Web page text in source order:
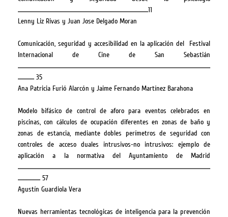
................................................................................................................................11
Lenny Liz Rivas y Juan Jose Delgado Moran
Comunicación, seguridad y accesibilidad en la aplicación del Festival
Internacional de Cine de San Sebastián
.............................................................................................................................................................................................
................ 35
Ana Patricia Furió Alarcón y Jaime Fernando Martínez Barahona
Modelo bifásico de control de aforo para eventos celebrados en
piscinas, con cálculos de ocupación diferentes en zonas de baño y
zonas de estancia, mediante dobles perímetros de seguridad con
controles de acceso duales intrusivos-no intrusivos: ejemplo de
aplicación a la normativa del Ayuntamiento de Madrid
.............................................................................................................................................................................................
...................... 57
Agustín Guardiola Vera
Nuevas herramientas tecnológicas de inteligencia para la prevención